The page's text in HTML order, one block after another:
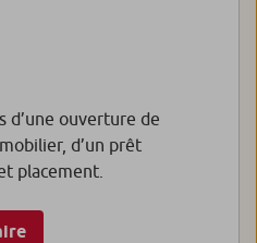
d’une ouverture de
d’un prêt
placement.